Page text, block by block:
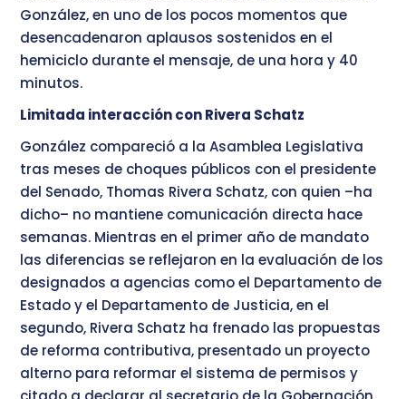
González, en uno de los pocos momentos que
desencadenaron aplausos sostenidos en el
hemiciclo durante el mensaje, de una hora y 40
minutos.
Limitada interacción con Rivera Schatz
González compareció a la Asamblea Legislativa
tras meses de choques públicos con el presidente
del Senado, Thomas Rivera Schatz, con quien –ha
dicho– no mantiene comunicación directa hace
semanas. Mientras en el primer año de mandato
las diferencias se reflejaron en la evaluación de los
designados a agencias como el Departamento de
Estado y el Departamento de Justicia, en el
segundo, Rivera Schatz ha frenado las propuestas
de reforma contributiva, presentado un proyecto
alterno para reformar el sistema de permisos y